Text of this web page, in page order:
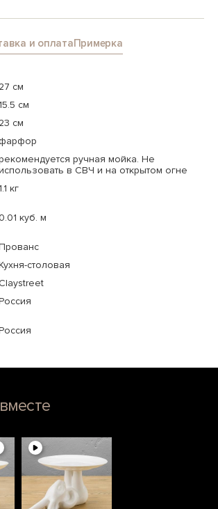
и оплатаПримерка
27 см
15.5 см
23 см
ручная мойка. Не
в СВЧ и на открытом огне
1.1 кг
0.01 куб. м
столовая